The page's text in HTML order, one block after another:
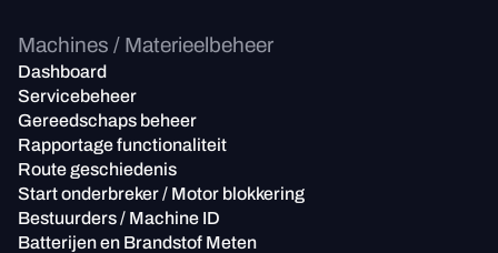
Machines / Materieelbeheer
Dashboard
Servicebeheer
Gereedschaps beheer
Rapportage functionaliteit
Route geschiedenis
Start onderbreker / Motor blokkering
Bestuurders / Machine ID
Batterijen en Brandstof Meten